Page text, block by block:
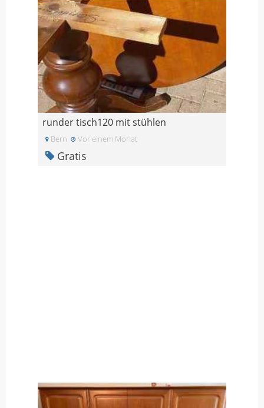
runder tisch120 mit stühlen
Bern Vor einem Monat
Gratis